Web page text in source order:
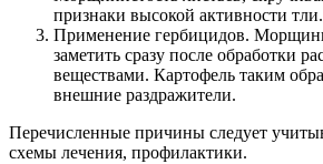
признаки высокой активности тли.
Применение гербицидов.
заметить сразу после обработки
веществами. Картофель таким
внешние раздражители.
Перечисленные причины следует
схемы лечения, профилактики.